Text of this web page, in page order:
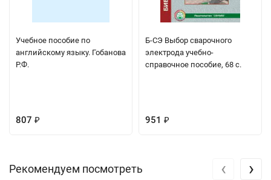
Учебное пособие по
английскому языку. Гобанова
Р.Ф.
807 ₽
Б-СЭ Выбор сварочного
электрода учебно-
справочное пособие, 68 с.
951 ₽
Рекомендуем посмотреть ‹ ›